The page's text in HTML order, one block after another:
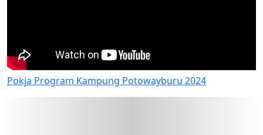
Pokja Program Kampung Potowayburu 2024